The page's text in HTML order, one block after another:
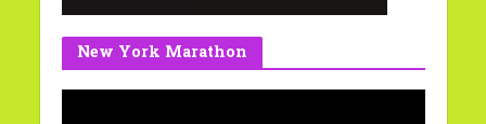
New York Marathon